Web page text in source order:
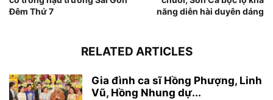
Đêm Thứ 7
năng diễn hài duyên dáng
RELATED ARTICLES
Gia đình ca sĩ Hồng Phượng, Linh
Vũ, Hồng Nhung dự...